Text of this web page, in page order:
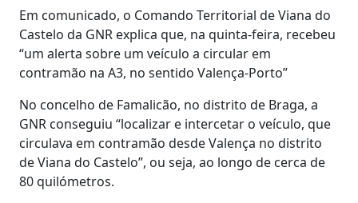
Em comunicado, o Comando Territorial de Viana do
Castelo da GNR explica que, na quinta-feira, recebeu
“um alerta sobre um veículo a circular em
contramão na A3, no sentido Valença-Porto”
No concelho de Famalicão, no distrito de Braga, a
GNR conseguiu “localizar e intercetar o veículo, que
circulava em contramão desde Valença no distrito
de Viana do Castelo”, ou seja, ao longo de cerca de
80 quilómetros.